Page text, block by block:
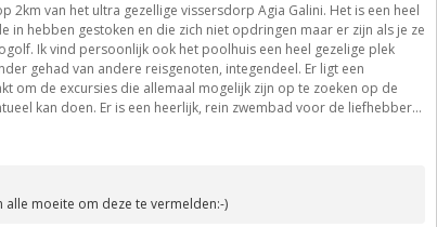
van het ultra gezellige vissersdorp Agia Galini. Het is een heel
in hebben gestoken en die zich niet opdringen maar er zijn als je ze
Ik vind persoonlijk ook het poolhuis een heel gezelige plek
gehad van andere reisgenoten, integendeel. Er ligt een
om de excursies die allemaal mogelijk zijn op te zoeken op de
kan doen. Er is een heerlijk, rein zwembad voor de liefhebbers
begin oktober en hadden 10 dagen zalig warm weer tussen
je niet bij zweet maar enkel geniet van de zalige warmte. We
van Astra. Wij hadden 10 dagen een huurauto wat een must is
rijden. Dankbaar voor deze prachtige vakantie in Mesa Riza en
moeite om deze te vermelden:-)